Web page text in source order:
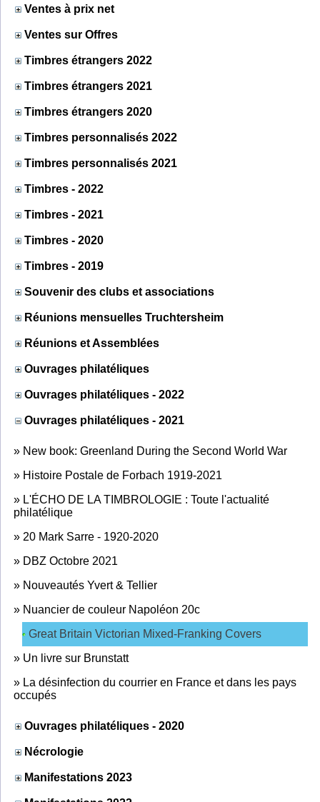
Ventes à prix net
Ventes sur Offres
Timbres étrangers 2022
Timbres étrangers 2021
Timbres étrangers 2020
Timbres personnalisés 2022
Timbres personnalisés 2021
Timbres - 2022
Timbres - 2021
Timbres - 2020
Timbres - 2019
Souvenir des clubs et associations
Réunions mensuelles Truchtersheim
Réunions et Assemblées
Ouvrages philatéliques
Ouvrages philatéliques - 2022
Ouvrages philatéliques - 2021
» New book: Greenland During the Second World War
» Histoire Postale de Forbach 1919-2021
» L'ÉCHO DE LA TIMBROLOGIE : Toute l'actualité
philatélique
» 20 Mark Sarre - 1920-2020
» DBZ Octobre 2021
» Nouveautés Yvert & Tellier
» Nuancier de couleur Napoléon 20c
Great Britain Victorian Mixed-Franking Covers
» Un livre sur Brunstatt
» La désinfection du courrier en France et dans les pays
occupés
Ouvrages philatéliques - 2020
Nécrologie
Manifestations 2023